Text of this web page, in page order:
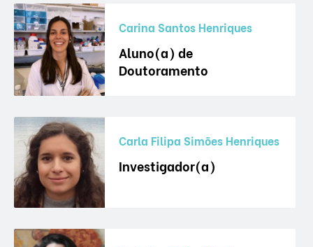
Carina Santos Henriques
Aluno(a) de
Doutoramento
Carla Filipa Simões Henriques
Investigador(a)